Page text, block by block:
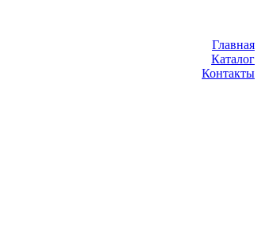
Главная
Каталог
Контакты